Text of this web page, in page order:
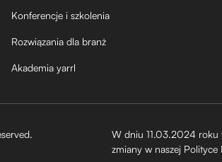
Konferencje i szkolenia
Rozwiązania dla branż
Akademia yarrl
W dniu 11.03.2024 roku
zmiany w naszej Polityce